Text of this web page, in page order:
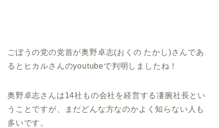
ごぼうの党の党首が奥野卓志(おくの たかし)さんであ
るとヒカルさんのyoutubeで判明しましたね！
奥野卓志さんは14社もの会社を経営する凄腕社長とい
うことですが、まだどんな方なのかよく知らない人も
多いです。